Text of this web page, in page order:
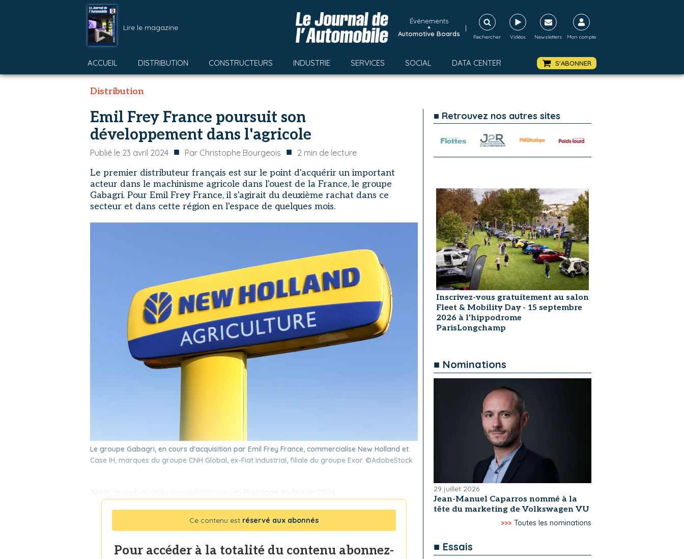
Lire le magazine
Événements
•
Automotive Boards
|
Rechercher Vidéos Newsletters Mon compte
ACCUEIL DISTRIBUTION CONSTRUCTEURS INDUSTRIE SERVICES SOCIAL DATA CENTER S'ABONNER
Distribution
Emil Frey France poursuit son
développement dans l'agricole
Publié le 23 avril 2024 ■ Par Christophe Bourgeois ■ 2 min de lecture
Le premier distributeur français est sur le point d'acquérir un important
acteur dans le machinisme agricole dans l'ouest de la France, le groupe
Gabagri. Pour Emil Frey France, il s'agirait du deuxième rachat dans ce
secteur et dans cette région en l'espace de quelques mois.
Le groupe Gabagri, en cours d'acquisition par Emil Frey France, commercialise New Holland et
Case IH, marques du groupe CNH Global, ex-Fiat Industrial, filiale du groupe Exor. ©AdobeStock
Après en Bretagne en février 2024,
Ce contenu est réservé aux abonnés
Pour accéder à la totalité du contenu abonnez-
■ Retrouvez nos autres sites
Inscrivez-vous gratuitement au salon
Fleet & Mobility Day - 15 septembre
2026 à l'hippodrome
ParisLongchamp
■ Nominations
29 juillet 2026
Jean-Manuel Caparros nommé à la
tête du marketing de Volkswagen VU
>>> Toutes les nominations
■ Essais